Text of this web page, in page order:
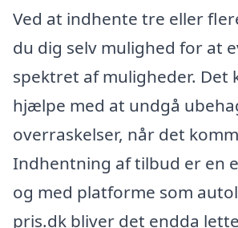
Ved at indhente tre eller
du dig selv mulighed for at
spektret af muligheder. Det
hjælpe med at undgå
overraskelser, når det
Indhentning af tilbud er en
og med platforme som
pris.dk bliver det endda